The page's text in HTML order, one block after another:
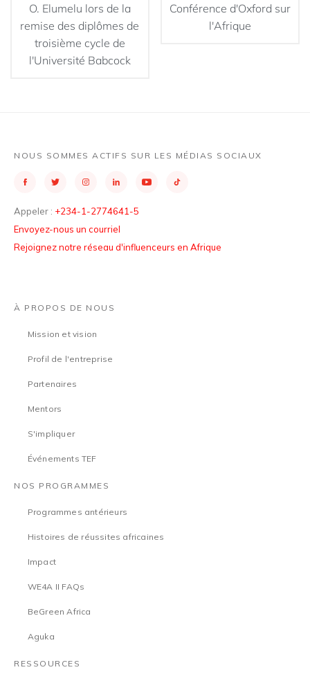
O. Elumelu lors de la
remise des diplômes de
troisième cycle de
l'Université Babcock
Conférence d'Oxford sur
l'Afrique
NOUS SOMMES ACTIFS SUR LES MÉDIAS SOCIAUX
Appeler : +234-1-2774641-5
Envoyez-nous un courriel
Rejoignez notre réseau d'influenceurs en Afrique
À PROPOS DE NOUS
Mission et vision
Profil de l'entreprise
Partenaires
Mentors
S'impliquer
Événements TEF
NOS PROGRAMMES
Programmes antérieurs
Histoires de réussites africaines
Impact
WE4A II FAQs
BeGreen Africa
Aguka
RESSOURCES